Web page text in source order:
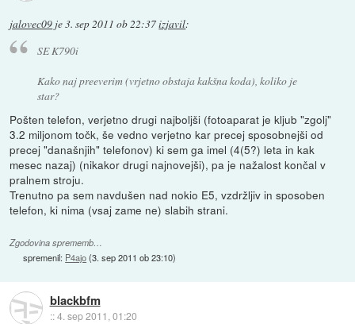
jalovec09 je3. sep 2011 ob 22:37izjavil:
SE K790i
Kako naj preeverim (vrjetno obstaja kakšna koda), koliko je
star?
Pošten telefon, verjetno drugi najboljši (fotoaparat je kljub "zgolj"
3.2 miljonom točk, še vedno verjetno kar precej sposobnejši od
precej "današnjih" telefonov) ki sem ga imel (4(5?) leta in kak
mesec nazaj) (nikakor drugi najnovejši), pa je nažalost končal v
pralnem stroju.
Trenutno pa sem navdušen nad nokio E5, vzdržljiv in sposoben
telefon, ki nima (vsaj zame ne) slabih strani.
Zgodovina sprememb…
spremenil: P4ajo(3. sep 2011 ob 23:10)
blackbfm
::4. sep 2011, 01:20